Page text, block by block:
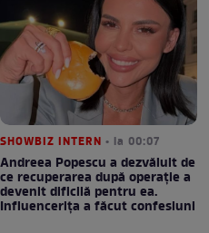
SHOWBIZ INTERN • la 00:07
Andreea Popescu a dezvăluit de
ce recuperarea după operație a
devenit dificilă pentru ea.
Influencerița a făcut confesiuni